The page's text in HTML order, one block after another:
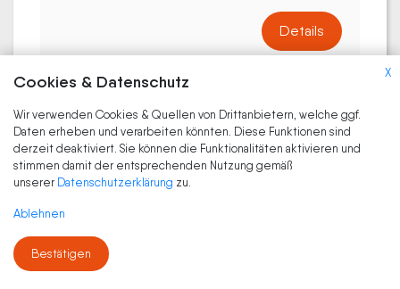
Details
CM.Motorcycles GmbH
Wiesenstraße - 40549 Düsseldorf
CM.MOTORCYCLES GmbH bietet eine
faszinierende...
X
Cookies & Datenschutz
Wir verwenden Cookies & Quellen von Drittanbietern, welche ggf.
Daten erheben und verarbeiten könnten. Diese Funktionen sind
derzeit deaktiviert. Sie können die Funktionalitäten aktivieren und
stimmen damit der entsprechenden Nutzung gemäß
unserer Datenschutzerklärung zu.
Ablehnen
Bestätigen